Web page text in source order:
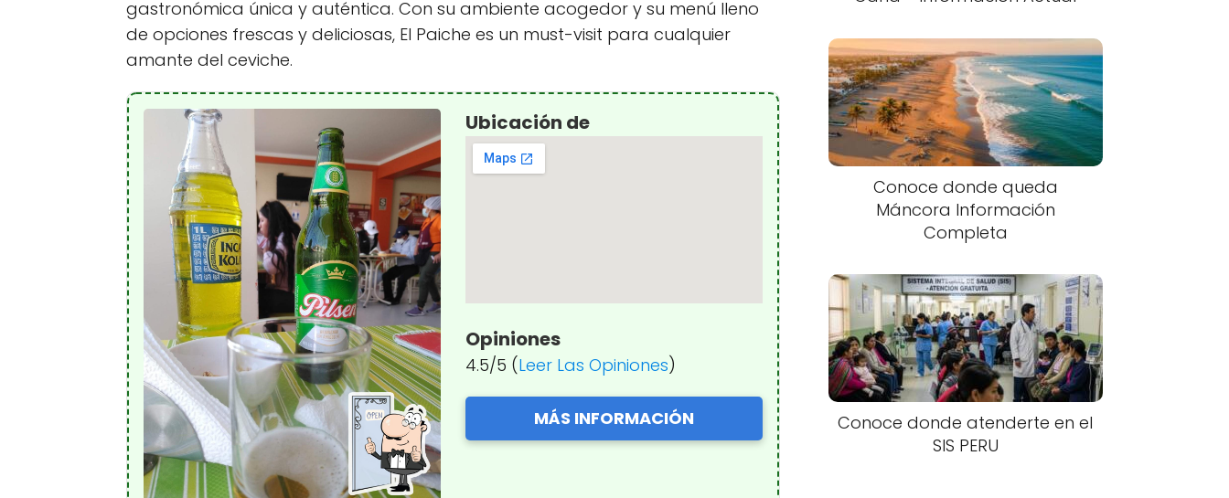
gastronómica única y auténtica. Con su ambiente acogedor y su menú lleno
de opciones frescas y deliciosas, El Paiche es un must-visit para cualquier
amante del ceviche.
Ubicación de
Opiniones
4.5/5 (Leer Las Opiniones)
MÁS INFORMACIÓN
Conoce donde queda
Máncora Información
Completa
Conoce donde atenderte en el
SIS PERU